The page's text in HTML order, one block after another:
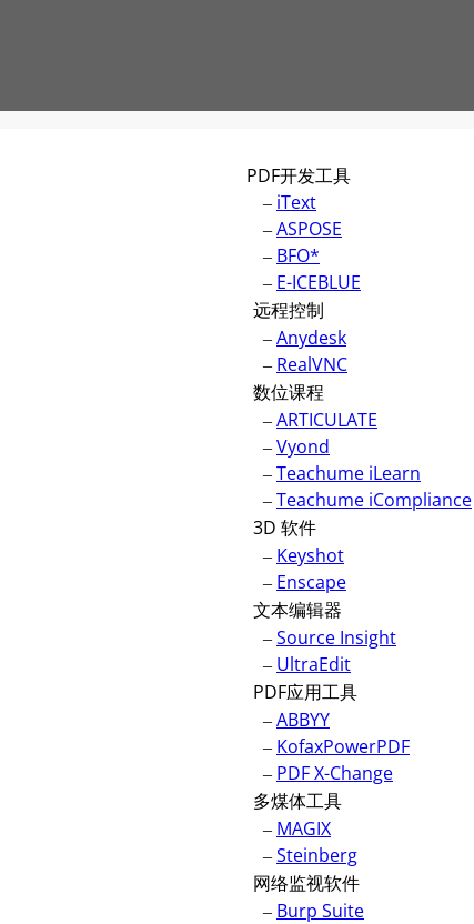
PDF开发工具
– iText
–ASPOSE
– BFO*
– E-ICEBLUE
远程控制
–Anydesk
– RealVNC
数位课程
–ARTICULATE
–Vyond
–Teachume iLearn
–Teachume iCompliance
3D 软件
– Keyshot
– Enscape
文本编辑器
–Source Insight
– UltraEdit
PDF应用工具
–ABBYY
– KofaxPowerPDF
– PDF X-Change
多煤体工具
– MAGIX
–Steinberg
网络监视软件
– Burp Suite